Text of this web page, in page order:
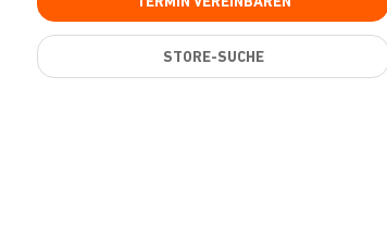
STORE-SUCHE